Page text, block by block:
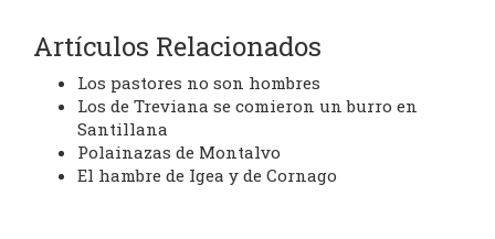
Artículos Relacionados
Los pastores no son hombres
Los de Treviana se comieron un burro en
Santillana
Polainazas de Montalvo
El hambre de Igea y de Cornago